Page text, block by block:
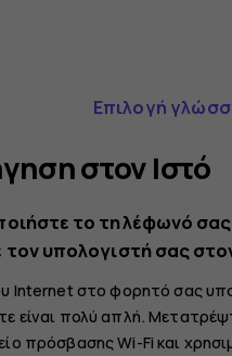
Επιλογή
στον Ιστό
το τηλέφωνό σας
τον υπολογιστή σας
Internet στο φορητό σας
είναι πολύ απλή.
πρόσβασης Wi-Fi και